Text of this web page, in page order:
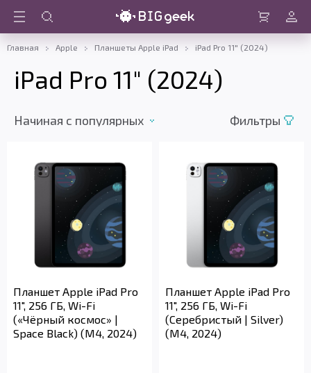
Войти
Главная Apple Планшеты Apple iPad iPad Pro 11" (2024)
iPad Pro 11" (2024)
Начиная c популярных Фильтры
Планшет Apple iPad Pro
11", 256 ГБ, Wi-Fi
(«Чёрный космос» |
Space Black) (M4, 2024)
Планшет Apple iPad Pro
11", 256 ГБ, Wi-Fi
(Серебристый | Silver)
(M4, 2024)